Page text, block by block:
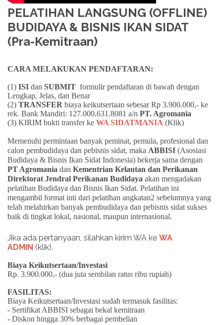
PELATIHAN LANGSUNG (OFFLINE)
BUDIDAYA & BISNIS IKAN SIDAT
(Pra-Kemitraan)
CARA MELAKUKAN PENDAFTARAN:
(1) ISI dan SUBMIT formulir pendaftaran di bawah dengan
Lengkap, Jelas, dan Benar
(2) TRANSFER biaya keikutsertaan sebesar Rp 3.900.000,- ke
rek. Bank Mandiri: 127.000.631.8081 a/n PT. Agromania
(3) KIRIM bukti transfer ke WA SIDATMANIA (Klik)
Memenuhi permintaan banyak peminat, pemula, profesional dan
calon pembudidaya dan pebisnis sidat, maka ABBISI (Asosiasi
Budidaya & Bisnis Ikan Sidat Indonesia) bekerja sama dengan
PT Agromania dan Kementrian Kelautan dan Perikanan
Direktorat Jendral Perikanan Budidaya akan mengadakan
pelatihan Budidaya dan Bisnis Ikan Sidat. Pelatihan ini
mengambil format inti dari pelatihan angkatan2 sebelumnya yang
telah melahirkan banyak pembudidaya dan pebisnis sidat sukses
baik di tingkat lokal, nasional, maupun internasional.
Jika ada pertanyaan, silahkan kirim WA ke WA
ADMIN (klik).
Biaya Keikutsertaan/Investasi
Rp. 3.900.000,- (dua juta sembilan ratus ribu rupiah)
FASILITAS:
Biaya Keikutsertaan/Investasi sudah termasuk fasilitas:
- Sertifikat ABBISI sebagai bekal kemitraan
- Diskon hingga 30% berbagai pembelian